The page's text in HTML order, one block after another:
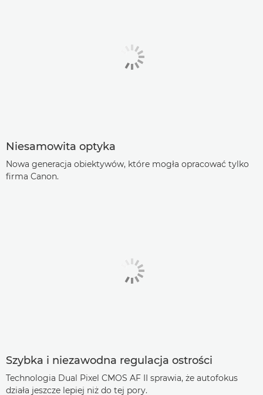
Niesamowita optyka
Nowa generacja obiektywów, które mogła opracować tylko
firma Canon.
Szybka i niezawodna regulacja ostrości
Technologia Dual Pixel CMOS AF II sprawia, że autofokus
działa jeszcze lepiej niż do tej pory.